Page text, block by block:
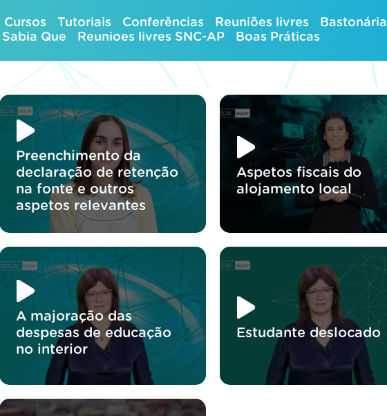
Cursos Tutoriais Conferências Reuniões livres Bastonária
Sabia Que Reunioes livres SNC-AP Boas Práticas
Preenchimento da
declaração de retenção
na fonte e outros
aspetos relevantes
Aspetos fiscais do
alojamento local
A majoração das
despesas de educação
no interior
Estudante deslocado